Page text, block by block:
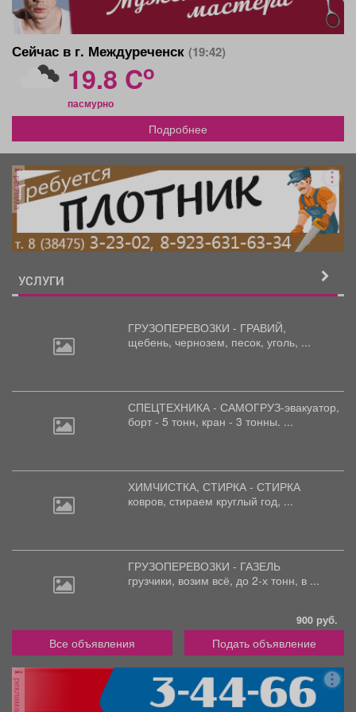
Сейчас в г. Междуреченск (19:42)
19.8 Co
пасмурно
Подробнее
реклама
УСЛУГИ
ГРУЗОПЕРЕВОЗКИ - ГРАВИЙ,
щебень, чернозем, песок, уголь, ...
СПЕЦТЕХНИКА - САМОГРУЗ-эвакуатор,
борт - 5 тонн, кран - 3 тонны. ...
ХИМЧИСТКА, СТИРКА - СТИРКА
ковров, стираем круглый год, ...
ГРУЗОПЕРЕВОЗКИ - ГАЗЕЛЬ
грузчики, возим всё, до 2-х тонн, в ...
900 руб.
Все объявления Подать объявление
реклама